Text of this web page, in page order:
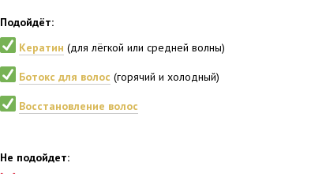
Подойдёт:
Кератин (для лёгкой или средней волны)
Ботокс для волос (горячий и холодный)
Восстановление волос
Не подойдет: